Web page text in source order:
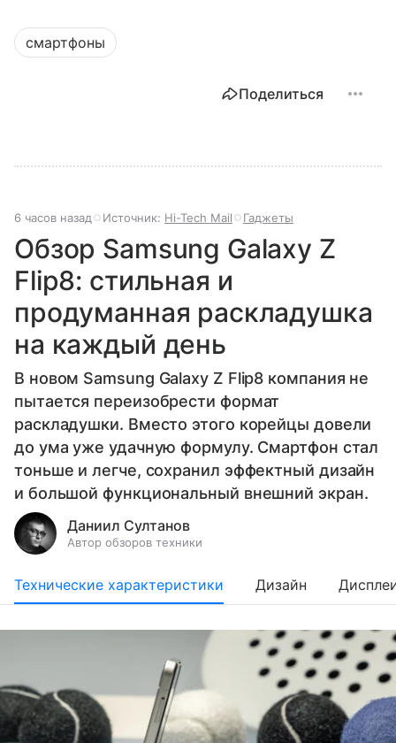
смартфоны
Поделиться
6 часов назад Источник: Hi-Tech Mail Гаджеты
Обзор Samsung Galaxy Z
Flip8: стильная и
продуманная раскладушка
на каждый день
В новом Samsung Galaxy Z Flip8 компания не
пытается переизобрести формат
раскладушки. Вместо этого корейцы довели
до ума уже удачную формулу. Смартфон стал
тоньше и легче, сохранил эффектный дизайн
и большой функциональный внешний экран.
Даниил Султанов
Автор обзоров техники
Технические характеристики Дизайн